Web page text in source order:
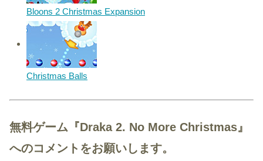
Bloons 2 Christmas Expansion
Christmas Balls
無料ゲーム『Draka 2. No More Christmas』
へのコメントをお願いします。